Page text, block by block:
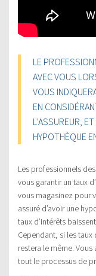
LE
AVEC VOUS
VOUS
EN
L’ASSUREUR,
HYPOTHÈQUE
Les professionnels
vous garantir un taux
vous magasinez pour
assuré d’avoir une
taux d’intérêts
Cependant, si les taux
restera le même.
tout le processus de